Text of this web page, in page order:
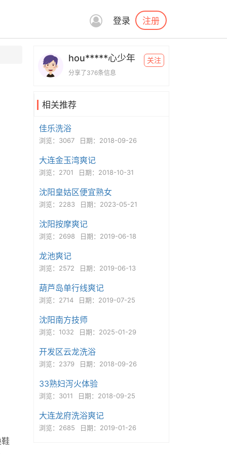
登录 注册
hou*****心少年
分享了376条信息
关注
相关推荐
佳乐洗浴
浏览：3067 日期：2018-09-26
大连金玉湾爽记
浏览：2701 日期：2018-10-31
沈阳皇姑区便宜熟女
浏览：2283 日期：2023-05-21
沈阳按摩爽记
浏览：2698 日期：2019-06-18
龙池爽记
浏览：2572 日期：2019-06-13
葫芦岛单行线爽记
浏览：2714 日期：2019-07-25
沈阳南方技师
浏览：1032 日期：2025-01-29
开发区云龙洗浴
浏览：2379 日期：2018-09-26
33熟妇泻火体验
浏览：3011 日期：2018-09-25
大连龙府洗浴爽记
浏览：2685 日期：2019-01-26